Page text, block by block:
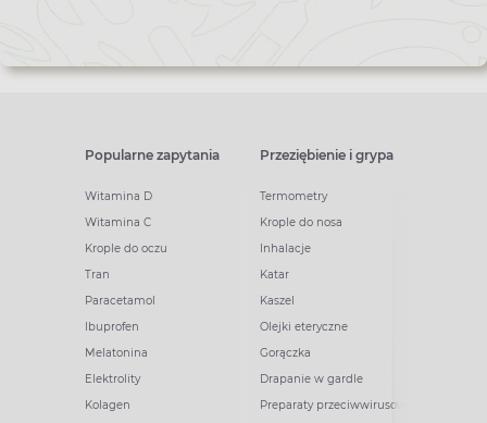
Popularne zapytania
Witamina D
Witamina C
Krople do oczu
Tran
Paracetamol
Ibuprofen
Melatonina
Elektrolity
Kolagen
Przeziębienie i grypa
Termometry
Krople do nosa
Inhalacje
Katar
Kaszel
Olejki eteryczne
Gorączka
Drapanie w gardle
Preparaty przeciwwirusowe